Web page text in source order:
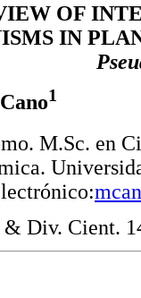
OF
IN
1
M.Sc. en
Div. Cient.